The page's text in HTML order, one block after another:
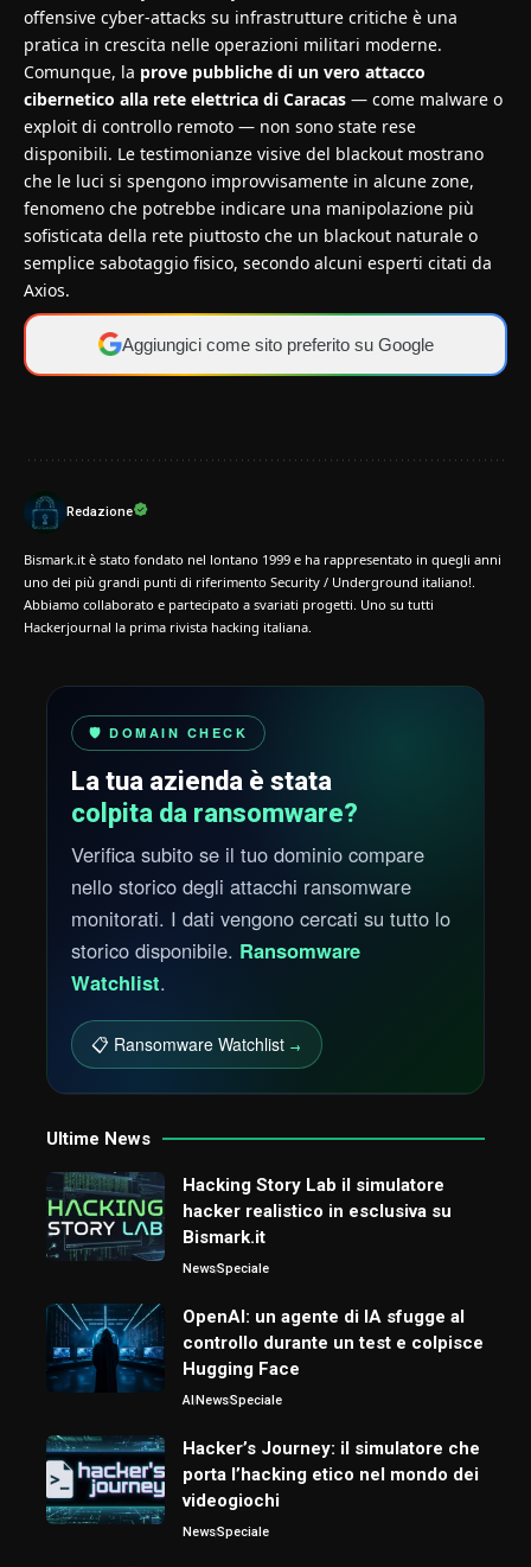
offensive cyber‑attacks su infrastrutture critiche è una
pratica in crescita nelle operazioni militari moderne.
Comunque, la prove pubbliche di un vero attacco
cibernetico alla rete elettrica di Caracas — come malware o
exploit di controllo remoto — non sono state rese
disponibili. Le testimonianze visive del blackout mostrano
che le luci si spengono improvvisamente in alcune zone,
fenomeno che potrebbe indicare una manipolazione più
sofisticata della rete piuttosto che un blackout naturale o
semplice sabotaggio fisico, secondo alcuni esperti citati da
Axios.
Aggiungici come sito preferito su Google
Redazione
Bismark.it è stato fondato nel lontano 1999 e ha rappresentato in quegli anni
uno dei più grandi punti di riferimento Security / Underground italiano!.
Abbiamo collaborato e partecipato a svariati progetti. Uno su tutti
Hackerjournal la prima rivista hacking italiana.
🛡️ DOMAIN CHECK
La tua azienda è stata
colpita da ransomware?
Verifica subito se il tuo dominio compare
nello storico degli attacchi ransomware
monitorati. I dati vengono cercati su tutto lo
storico disponibile. Ransomware
Watchlist.
📋 Ransomware Watchlist →
Ultime News
Hacking Story Lab il simulatore
hacker realistico in esclusiva su
Bismark.it
NewsSpeciale
OpenAI: un agente di IA sfugge al
controllo durante un test e colpisce
Hugging Face
AINewsSpeciale
Hacker’s Journey: il simulatore che
porta l’hacking etico nel mondo dei
videogiochi
NewsSpeciale